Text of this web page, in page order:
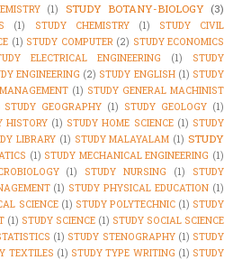
(1) STUDY BOTANY-BIOLOGY (3)
(1) STUDY CHEMISTRY (1)
STUDY CIVIL
(1) STUDY COMPUTER (2) STUDY ECONOMICS
ELECTRICAL ENGINEERING (1)
STUDY
ENGINEERING (2) STUDY ENGLISH (1) STUDY
(1) STUDY GENERAL MACHINIST
STUDY GEOGRAPHY (1) STUDY GEOLOGY (1)
HISTORY (1) STUDY HOME SCIENCE (1) STUDY
LIBRARY (1) STUDY MALAYALAM (1) STUDY
(1) STUDY MECHANICAL ENGINEERING (1)
(1) STUDY NURSING (1)
STUDY
(1) STUDY PHYSICAL EDUCATION (1)
SCIENCE (1) STUDY POLYTECHNIC (1) STUDY
(1) STUDY SCIENCE (1) STUDY SOCIAL SCIENCE
(1) STUDY STENOGRAPHY (1) STUDY
TEXTILES (1) STUDY TYPE WRITING (1) STUDY